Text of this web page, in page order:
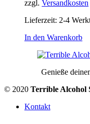
zzgl. Versandkosten
Lieferzeit: 2-4
In den Warenkorb
Genieße
© 2020 Terrible Alcohol
Kontakt